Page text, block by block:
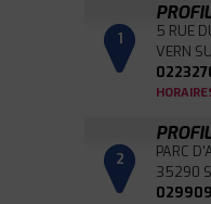
1 5 RUE
VERN
2
PARC
35290